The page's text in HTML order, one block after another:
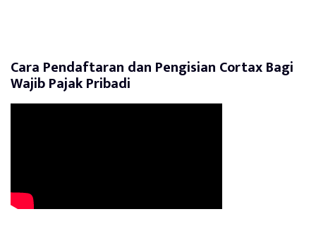
Cara Pendaftaran dan Pengisian Cortax Bagi
Wajib Pajak Pribadi